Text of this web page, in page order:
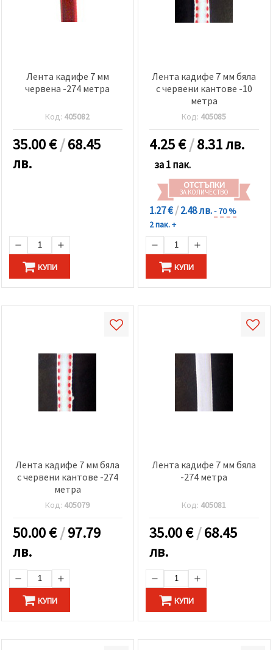
Лента кадифе 7 мм
червена -274 метра
Код: 405082
35.00€/68.45
лв.
КУПИ
Лента кадифе 7 мм бяла
с червени кантове -10
метра
Код: 405085
4.25€/8.31 лв.
за 1 пак.
ОТСТЪПКИ
ЗА КОЛИЧЕСТВО
1.27 €/2.48 лв.- 70 %
2 пак. +
КУПИ
Лента кадифе 7 мм бяла
с червени кантове -274
метра
Код: 405079
50.00€/97.79
лв.
КУПИ
Лента кадифе 7 мм бяла
-274 метра
Код: 405081
35.00€/68.45
лв.
КУПИ